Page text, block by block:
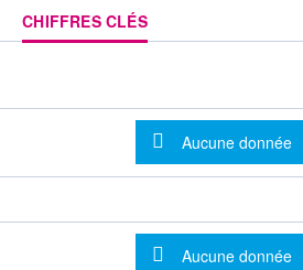
CHIFFRES CLÉS
Message
Aucune donnée
Message
Aucune donnée